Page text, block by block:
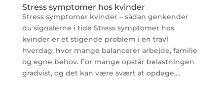
Stress symptomer hos kvinder
Stress symptomer kvinder – sådan genkender
du signalerne i tide Stress symptomer hos
kvinder er et stigende problem i en travl
hverdag, hvor mange balancerer arbejde, familie
og egne behov. For mange opstår belastningen
gradvist, og det kan være svært at opdage,...